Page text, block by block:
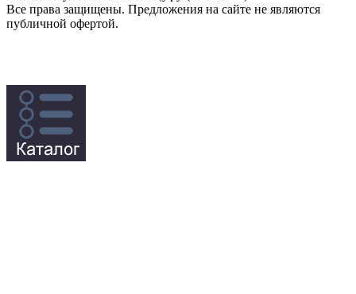
Все права защищены. Предложения на сайте не являются
публичной офертой.